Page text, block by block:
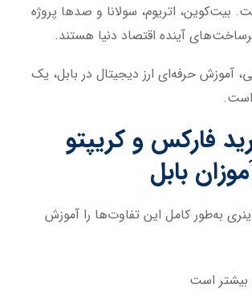
بیت‌کوین، اتریوم، سولانا و صدها پروژه
آینده اقتصاد دنیا هستند.
آموزش حرفه‌ای ارز دیجیتال در بابل، یک
فارکس و کریپتو
بابل
به‌طور کامل این تفاوت‌ها را آموزش
بیشتر است